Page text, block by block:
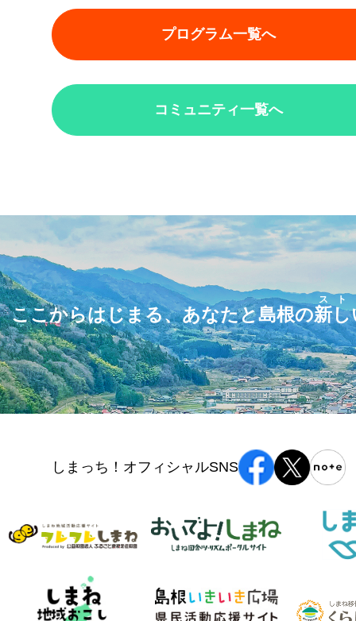
プログラム一覧へ
コミュニティ一覧へ
ここからはじまる、あなたと島根の新し
スト
しまっち！オフィシャルSNS